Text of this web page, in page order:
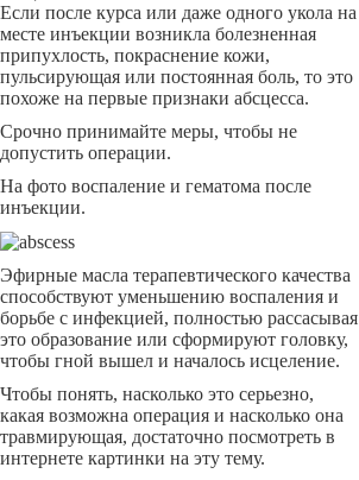
Если после курса или даже одного укола на
месте инъекции возникла болезненная
припухлость, покраснение кожи,
пульсирующая или постоянная боль, то это
похоже на первые признаки абсцесса.
Срочно принимайте меры, чтобы не
допустить операции.
На фото воспаление и гематома после
инъекции.
Эфирные масла терапевтического качества
способствуют уменьшению воспаления и
борьбе с инфекцией, полностью рассасывая
это образование или сформируют головку,
чтобы гной вышел и началось исцеление.
Чтобы понять, насколько это серьезно,
какая возможна операция и насколько она
травмирующая, достаточно посмотреть в
интернете картинки на эту тему.